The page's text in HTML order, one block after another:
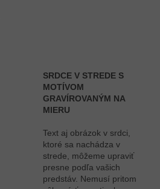
SRDCE V STREDE S
MOTÍVOM
GRAVÍROVANÝM NA
MIERU
Text aj obrázok v srdci,
ktoré sa nachádza v
strede, môžeme upraviť
presne podľa vašich
predstáv. Nemusí pritom